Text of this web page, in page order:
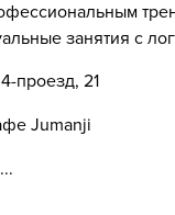
занятия с
проезд, 21
Jumanji